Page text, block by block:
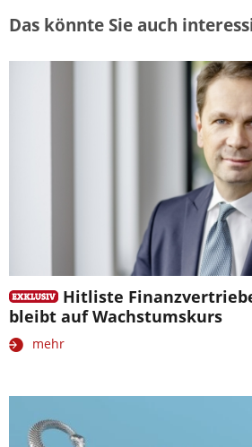
Das könnte Sie auch
Hitliste
bleibt auf Wachstumskurs
mehr